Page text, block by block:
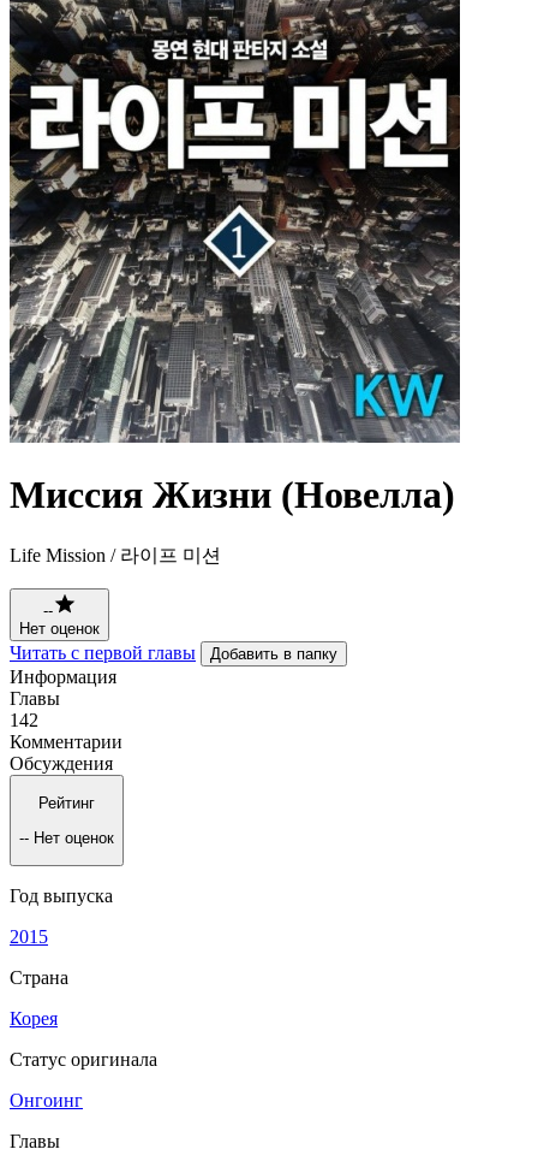
Миссия Жизни (Новелла)
Life Mission / 라이프 미션
--
Нет оценок
Читать с первой главы Добавить в папку
Информация
Главы
142
Комментарии
Обсуждения
Рейтинг
-- Нет оценок
Год выпуска
2015
Страна
Корея
Статус оригинала
Онгоинг
Главы